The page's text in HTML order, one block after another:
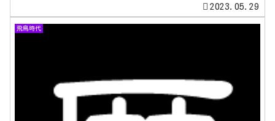
2023.05.29
飛鳥時代